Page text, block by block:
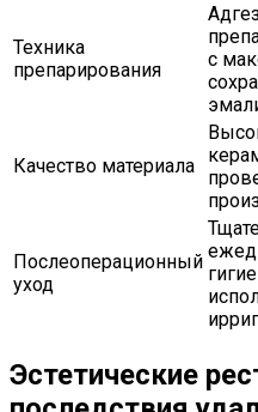
Техника
препарирования
с
Качество материала
Послеоперационный
уход
Эстетические